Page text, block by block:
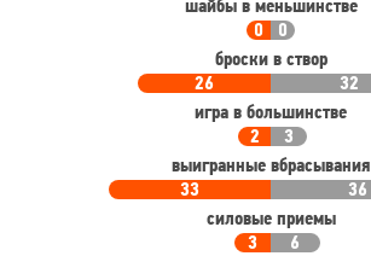
шайбы в меньшинстве
0
0
броски в створ
26
32
игра в большинстве
2
3
выигранные вбрасывания
33
36
силовые приемы
3
6